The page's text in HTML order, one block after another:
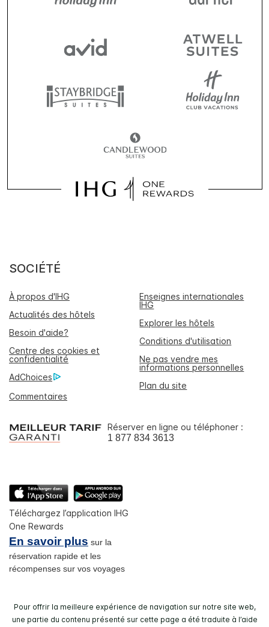
SOCIÉTÉ
À propos d'IHG
Enseignes internationales
IHG
Actualités des hôtels
Explorer les hôtels
Besoin d'aide?
Conditions d'utilisation
Centre des cookies et
confidentialité
Ne pas vendre mes
informations personnelles
AdChoices
Plan du site
Commentaires
Réserver en ligne ou téléphoner :
1 877 834 3613
Téléchargez l’application IHG
One Rewards
En savoir plus sur la
réservation rapide et les
récompenses sur vos voyages
Pour offrir la meilleure expérience de navigation sur notre site web,
une partie du contenu présenté sur cette page a été traduite à l’aide